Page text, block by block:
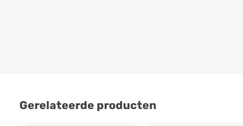
Gerelateerde producten